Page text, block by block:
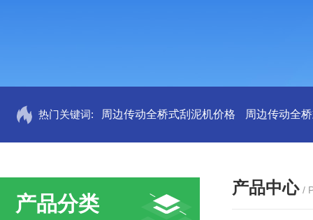
热门关键词: 周边传动全桥式刮泥机价格 周边传动全
产品分类
产品中心 /